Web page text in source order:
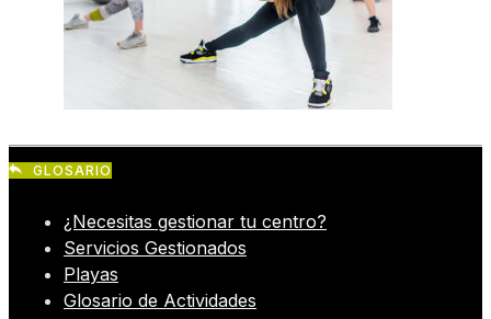
GLOSARIO
¿Necesitas gestionar tu centro?
Servicios Gestionados
Playas
Glosario de Actividades